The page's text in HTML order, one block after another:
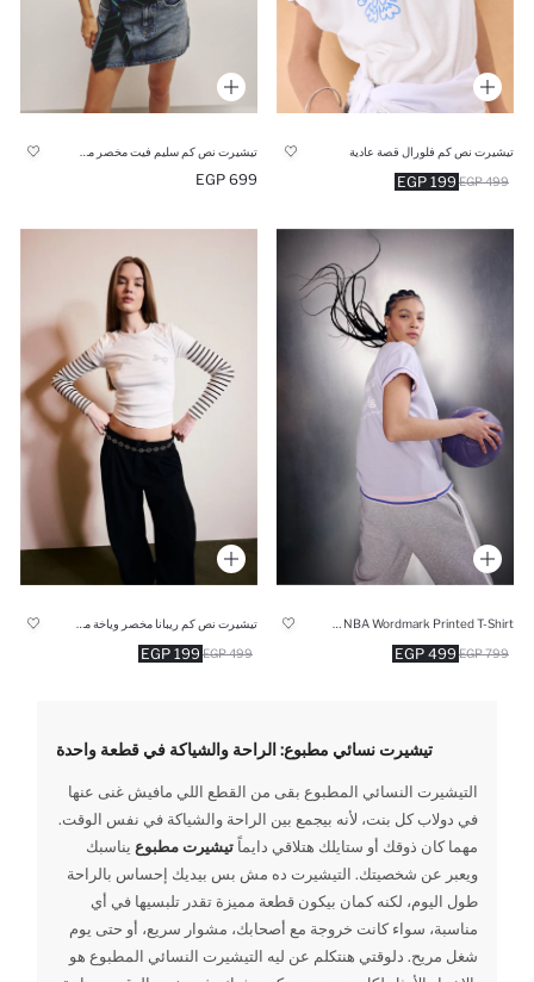
تيشيرت نص كم فلورال قصة عادية
199 EGP 499 EGP
699 EGP
499 EGP 799 EGP
199 EGP 499 EGP
تيشيرت نسائي مطبوع: الراحة والشياكة في قطعة واحدة
التيشيرت النسائي المطبوع بقى من القطع اللي مافيش غنى عنها
في دولاب كل بنت، لأنه بيجمع بين الراحة والشياكة في نفس الوقت.
مهما كان ذوقك أو ستايلك هتلاقي دايماًتيشيرت مطبوع يناسبك
ويعبر عن شخصيتك. التيشيرت ده مش بس بيديك إحساس بالراحة
طول اليوم، لكنه كمان بيكون قطعة مميزة تقدر تلبسيها في أي
مناسبة، سواء كانت خروجة مع أصحابك، مشوار سريع، أو حتى يوم
شغل مريح. دلوقتي هنتكلم عن ليه التيشيرت النسائي المطبوع هو